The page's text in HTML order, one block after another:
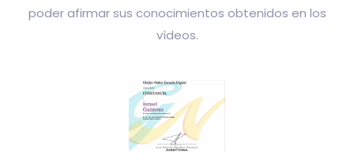
poder afirmar sus conocimientos obtenidos en los
vídeos.